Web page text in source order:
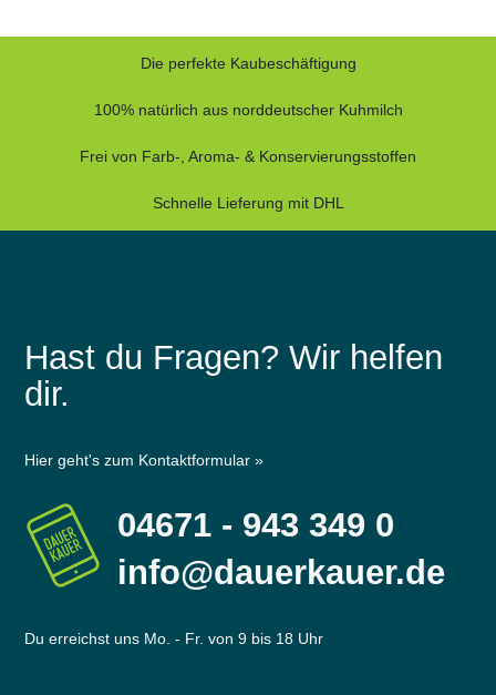
Die perfekte Kaubeschäftigung
100% natürlich aus norddeutscher Kuhmilch
Frei von Farb-, Aroma- & Konservierungsstoffen
Schnelle Lieferung mit DHL
Hast du Fragen? Wir helfen
dir.
Hier geht's zum Kontaktformular »
04671 - 943 349 0
info@dauerkauer.de
Du erreichst uns Mo. - Fr. von 9 bis 18 Uhr